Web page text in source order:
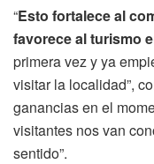
“Esto fortalece al
favorece al turismo
primera vez y ya
visitar la localidad”,
ganancias en el
visitantes nos van
sentido”.